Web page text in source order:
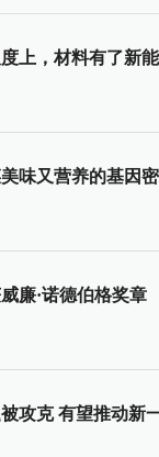
上，材料有了新
味又营养的基因
廉·诺德伯格奖章
攻克 有望推动新